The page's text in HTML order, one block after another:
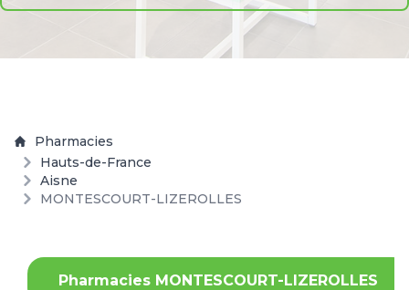
Pharmacies
Hauts-de-France
Aisne
MONTESCOURT-LIZEROLLES
Pharmacies MONTESCOURT-LIZEROLLES